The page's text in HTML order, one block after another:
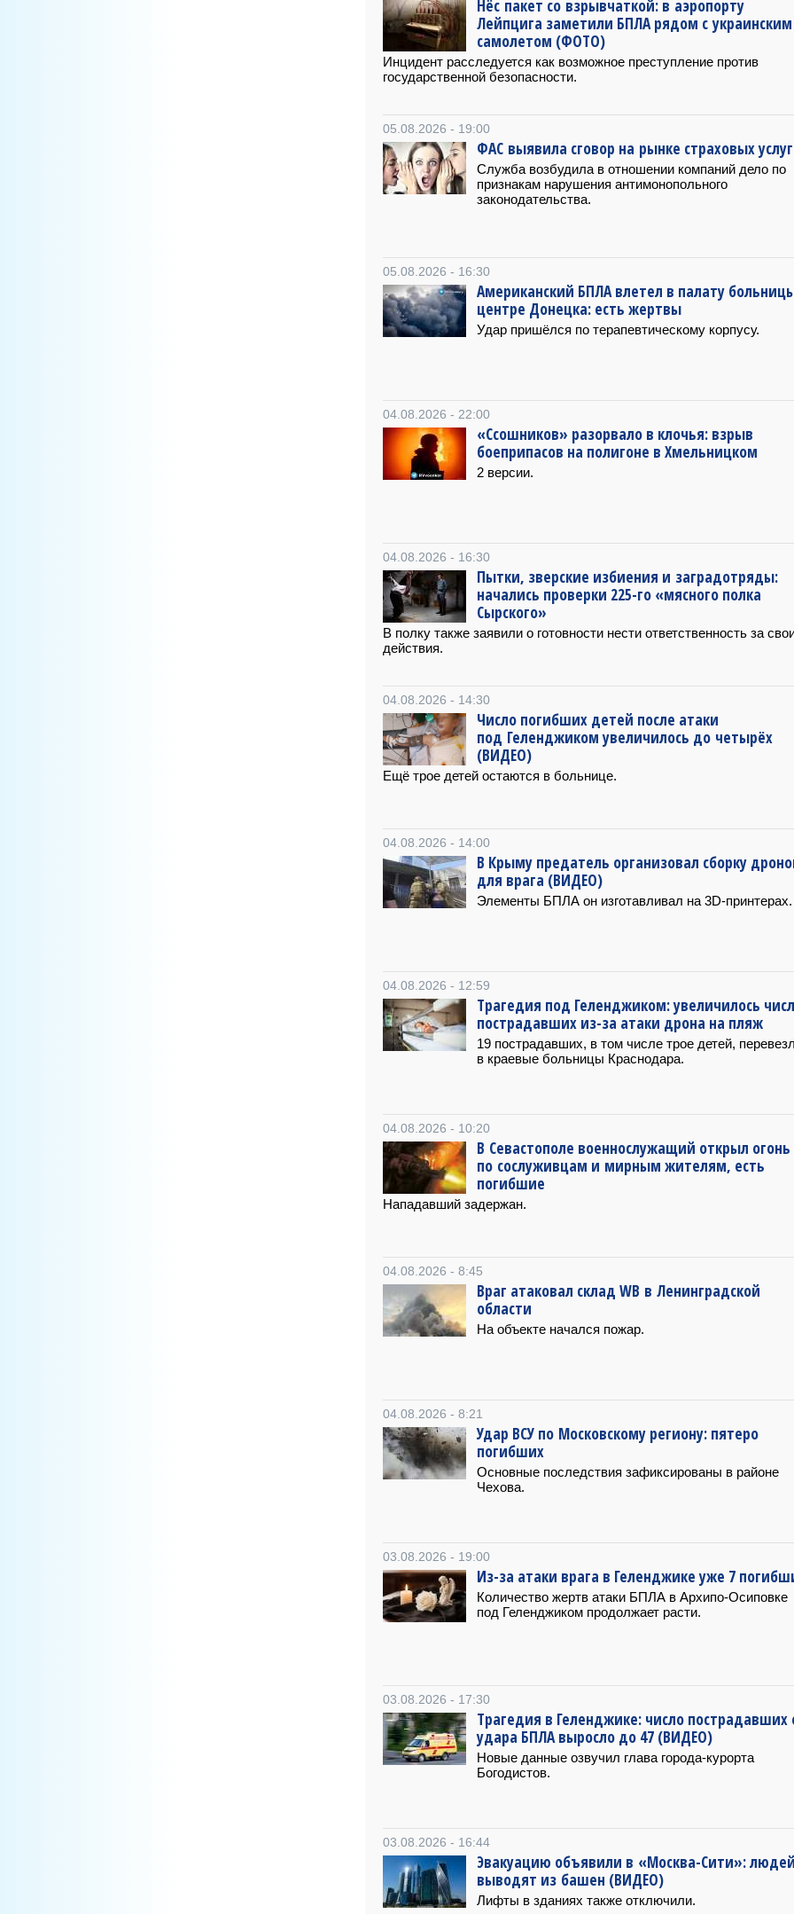
Нёс пакет со взрывчаткой: в аэропорту
Лейпцига заметили БПЛА рядом с украинским
самолетом (ФОТО)
Инцидент расследуется как возможное преступление против
государственной безопасности.
05.08.2026 - 19:00
ФАС выявила сговор на рынке страховых услуг
Служба возбудила в отношении компаний дело по
признакам нарушения антимонопольного
законодательства.
05.08.2026 - 16:30
Американский БПЛА влетел в палату
центре Донецка: есть жертвы
Удар пришёлся по терапевтическому корпусу.
04.08.2026 - 22:00
«Ссошников» разорвало в клочья: взрыв
боеприпасов на полигоне в Хмельницком
2 версии.
04.08.2026 - 16:30
Пытки, зверские избиения и заградотряды:
начались проверки 225-го «мясного полка
Сырского»
В полку также заявили о готовности нести ответственность за
действия.
04.08.2026 - 14:30
Число погибших детей после атаки
под Геленджиком увеличилось до четырёх
(ВИДЕО)
Ещё трое детей остаются в больнице.
04.08.2026 - 14:00
В Крыму предатель организовал сборку
для врага (ВИДЕО)
Элементы БПЛА он изготавливал на 3D-принтерах.
04.08.2026 - 12:59
Трагедия под Геленджиком: увеличилось
пострадавших из-за атаки дрона на пляж
19 пострадавших, в том числе трое детей,
в краевые больницы Краснодара.
04.08.2026 - 10:20
В Севастополе военнослужащий открыл огонь
по сослуживцам и мирным жителям, есть
погибшие
Нападавший задержан.
04.08.2026 - 8:45
Враг атаковал склад WB в Ленинградской
области
На объекте начался пожар.
04.08.2026 - 8:21
Удар ВСУ по Московскому региону: пятеро
погибших
Основные последствия зафиксированы в районе
Чехова.
03.08.2026 - 19:00
Из-за атаки врага в Геленджике уже 7
Количество жертв атаки БПЛА в Архипо-Осиповке
под Геленджиком продолжает расти.
03.08.2026 - 17:30
Трагедия в Геленджике: число пострадавших
удара БПЛА выросло до 47 (ВИДЕО)
Новые данные озвучил глава города-курорта
Богодистов.
03.08.2026 - 16:44
Эвакуацию объявили в «Москва-Сити»:
выводят из башен (ВИДЕО)
Лифты в зданиях также отключили.